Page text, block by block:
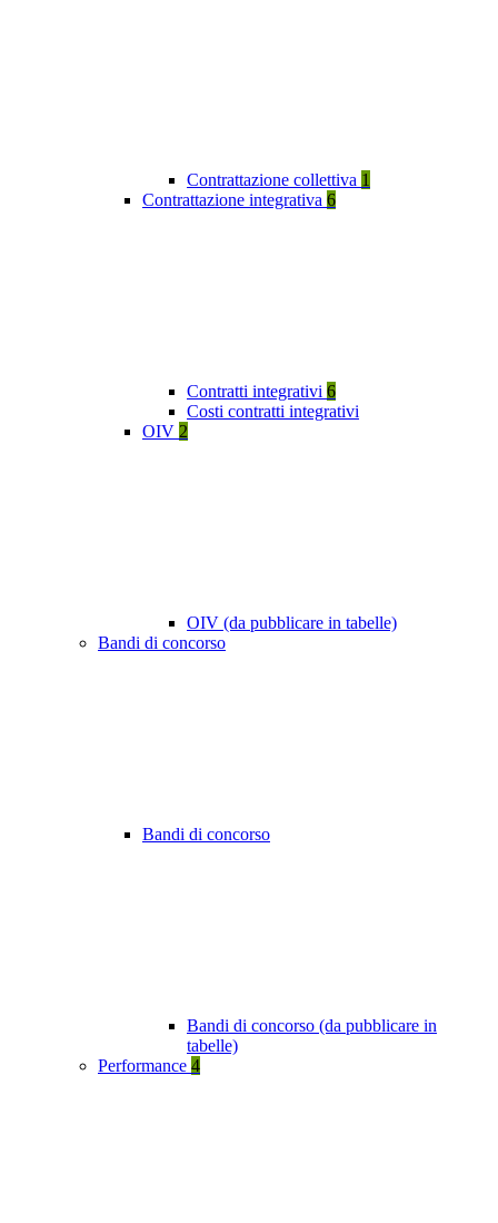
Contrattazione collettiva 1
Contrattazione integrativa 6
Contratti integrativi 6
Costi contratti integrativi
OIV 2
OIV (da pubblicare in tabelle)
Bandi di concorso
Bandi di concorso
Bandi di concorso (da pubblicare in
tabelle)
Performance 4